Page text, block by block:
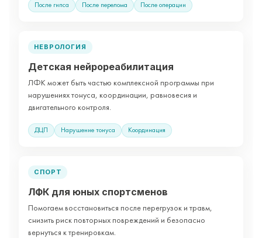
После гипса После перелома После операции
НЕВРОЛОГИЯ
Детская нейрореабилитация
ЛФК может быть частью комплексной программы при
нарушениях тонуса, координации, равновесия и
двигательного контроля.
ДЦП Нарушение тонуса Координация
СПОРТ
ЛФК для юных спортсменов
Помогаем восстановиться после перегрузок и травм,
снизить риск повторных повреждений и безопасно
вернуться к тренировкам.